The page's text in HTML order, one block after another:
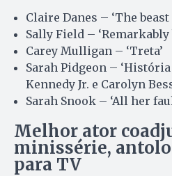
Claire Danes – ‘The beast
Sally Field –
Carey Mulligan – ‘Treta’
Sarah Pidgeon – ‘História
Kennedy Jr. e Carolyn
Sarah Snook – ‘All her
Melhor ator
minissérie,
para TV